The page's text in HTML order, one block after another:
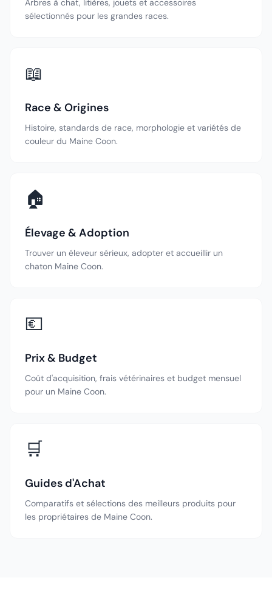
Arbres à chat, litières, jouets et accessoires
sélectionnés pour les grandes races.
📖
Race & Origines
Histoire, standards de race, morphologie et variétés de
couleur du Maine Coon.
🏠
Élevage & Adoption
Trouver un éleveur sérieux, adopter et accueillir un
chaton Maine Coon.
💶
Prix & Budget
Coût d'acquisition, frais vétérinaires et budget mensuel
pour un Maine Coon.
🛒
Guides d'Achat
Comparatifs et sélections des meilleurs produits pour
les propriétaires de Maine Coon.